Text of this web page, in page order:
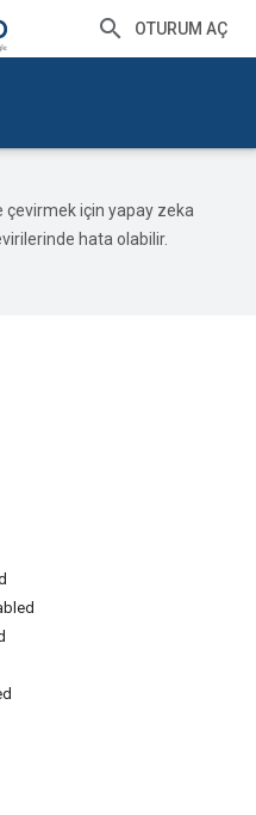
OTURUM AÇ
çevirmek için yapay zeka
hata olabilir.